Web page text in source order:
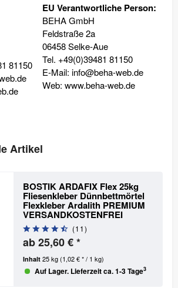
81150
EU Verantwortliche Person:
BEHA GmbH
Feldstraße 2a
06458 Selke-Aue
Tel. +49(0)39481 81150
E-Mail: info@beha-web.de
Web: www.beha-web.de
Artikel
BOSTIK ARDAFIX Flex 25kg
Fliesenkleber Dünnbettmörtel
Flexkleber Ardalith PREMIUM
VERSANDKOSTENFREI
(11)
ab 25,60 € *
Inhalt 25 kg(1,02 € * / 1 kg)
Auf Lager. Lieferzeit ca. 1-3 Tage3